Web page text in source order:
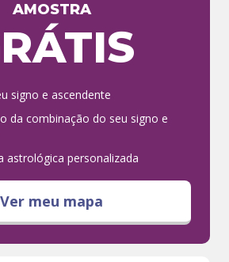
AMOSTRA
signo e ascendente
da combinação do seu signo e
astrológica personalizada
Ver meu mapa